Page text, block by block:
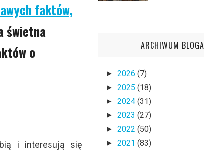
faktów,
świetna
o
i interesują się
ARCHIWUM BLOGA
► 2026 (7)
► 2025 (18)
► 2024 (31)
► 2023 (27)
► 2022 (50)
► 2021 (83)